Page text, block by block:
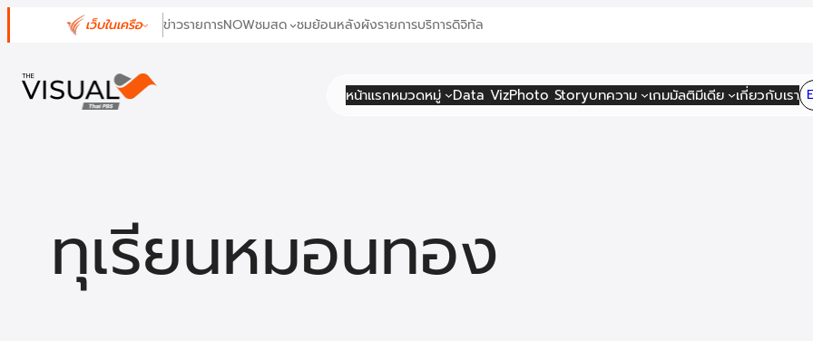
ไป
ยัง
เนื้อหา
เว็บในเครือ ข่าวรายการNOWชมสด ชมย้อนหลังผังรายการบริการดิจิทัล
หน้าแรกหมวดหมู่ Data VizPhoto Storyบทความ เกมมัลติมีเดีย เกี่ยวกับเรา
ทุเรียนหมอนทอง